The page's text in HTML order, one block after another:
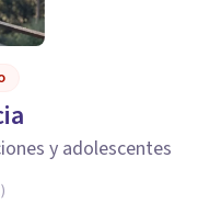
y adolescentes
)